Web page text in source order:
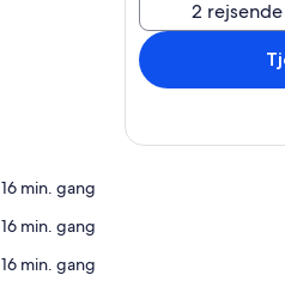
‪16 min. gang‬
‪16 min. gang‬
‪16 min. gang‬